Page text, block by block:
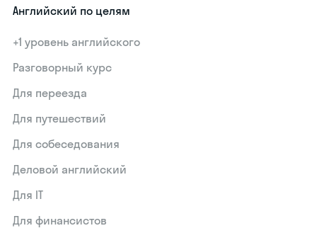
Английский по целям
+1 уровень английского
Разговорный курс
Для переезда
Для путешествий
Для собеседования
Деловой английский
Для IT
Для финансистов